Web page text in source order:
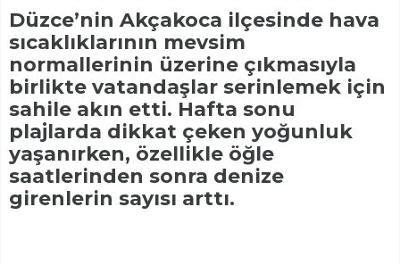
Düzce’nin Akçakoca ilçesinde hava
sıcaklıklarının mevsim
normallerinin üzerine çıkmasıyla
birlikte vatandaşlar serinlemek için
sahile akın etti. Hafta sonu
plajlarda dikkat çeken yoğunluk
yaşanırken, özellikle öğle
saatlerinden sonra denize
girenlerin sayısı arttı.